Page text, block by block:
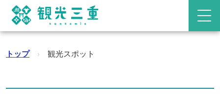
トップ › 観光スポット